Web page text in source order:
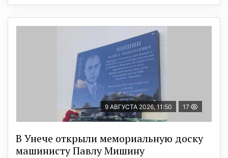
9 АВГУСТА 2026, 11:50 17
В Унече открыли мемориальную доску
машинисту Павлу Мишину